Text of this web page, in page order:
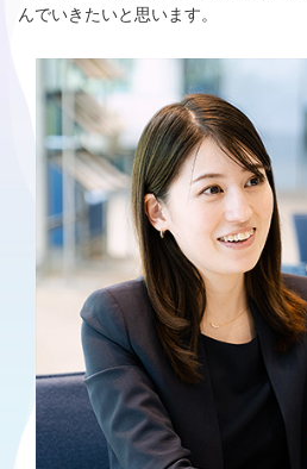
んでいきたいと思います。